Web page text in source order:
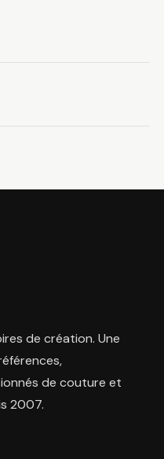
de création. Une
de couture et
2007.